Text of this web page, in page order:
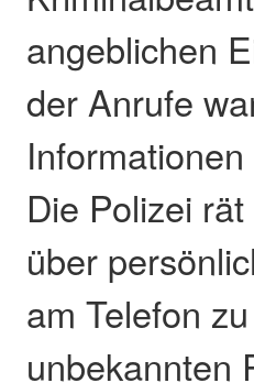
angeblichen
der Anrufe
Die Polizei
über
am Telefon
unbekannten